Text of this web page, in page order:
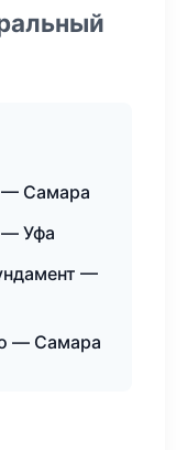
— Самара
Уфа
—
— Самара